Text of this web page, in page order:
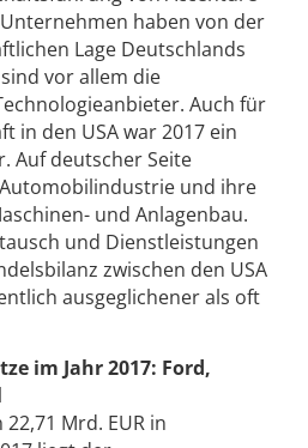
haben von der
Lage Deutschlands
vor allem die
Auch für
in den USA war 2017 ein
Auf deutscher Seite
und ihre
und Anlagenbau.
und Dienstleistungen
zwischen den USA
ausgeglichener als oft
im Jahr 2017: Ford,
Mrd. EUR in